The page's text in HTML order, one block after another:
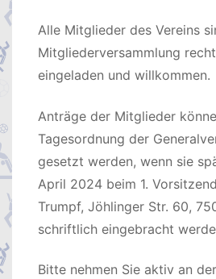
Alle Mitglieder des Vereins
Mitgliederversammlung
eingeladen und willkommen.
Anträge der Mitglieder
Tagesordnung der
gesetzt werden, wenn sie
April 2024 beim 1.
Trumpf, Jöhlinger Str. 60,
schriftlich eingebracht
Bitte nehmen Sie aktiv an